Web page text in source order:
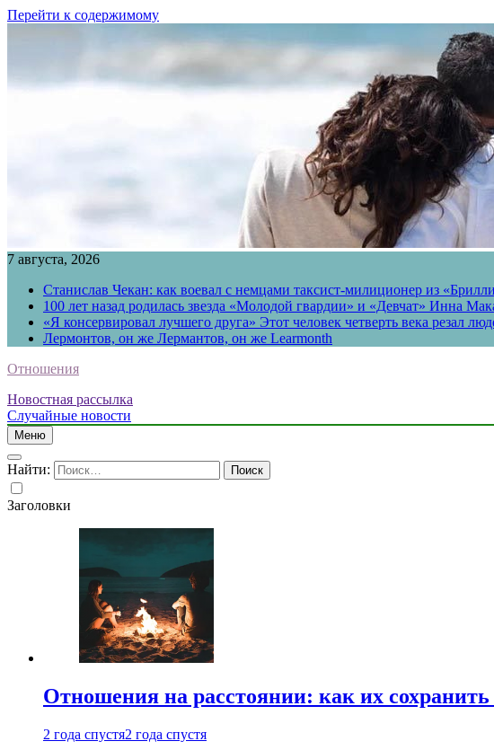
Перейти к содержимому
7 августа, 2026
Станислав Чекан: как воевал с немцами таксист-милиционер из
100 лет назад родилась звезда «Молодой гвардии» и «Девчат» Инна
«Я консервировал лучшего друга» Этот человек четверть века резал
Лермонтов, он же Лермантов, он же Learmonth
Отношения
Новостная рассылка
Случайные новости
Меню
Найти:
Заголовки
Отношения на расстоянии: как их
2 года спустя2 года спустя